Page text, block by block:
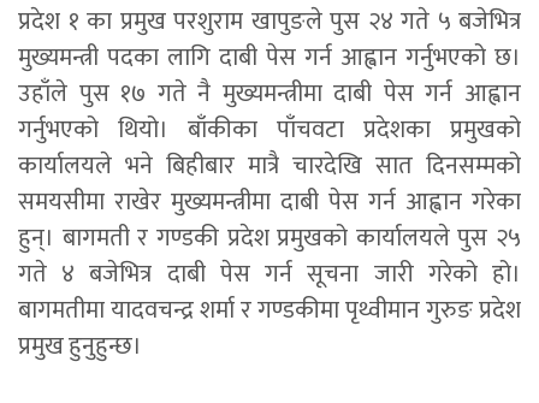
प्रदेश १ का प्रमुख परशुराम खापुङले पुस २४ गते ५ बजेभित्र
मुख्यमन्त्री पदका लागि दाबी पेस गर्न आह्वान गर्नुभएको छ।
उहाँले पुस १७ गते नै मुख्यमन्त्रीमा दाबी पेस गर्न आह्वान
गर्नुभएको थियो। बाँकीका पाँचवटा प्रदेशका प्रमुखको
कार्यालयले भने बिहीबार मात्रै चारदेखि सात दिनसम्मको
समयसीमा राखेर मुख्यमन्त्रीमा दाबी पेस गर्न आह्वान गरेका
हुन्। बागमती र गण्डकी प्रदेश प्रमुखको कार्यालयले पुस २५
गते ४ बजेभित्र दाबी पेस गर्न सूचना जारी गरेको हो।
बागमतीमा यादवचन्द्र शर्मा र गण्डकीमा पृथ्वीमान गुरुङ प्रदेश
प्रमुख हुनुहुन्छ।